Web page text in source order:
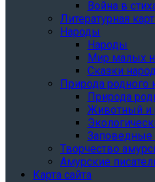
Война в
Литературная
Народы
Народы
Мир малых
Сказки
Природа родного
Природа
Животный и
Заповедные
Творчество
Амурские
Карта сайта